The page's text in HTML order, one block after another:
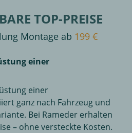
TOP-PREISE
Montage ab 199 €
einer
einer
ganz nach Fahrzeug und
Bei Rameder erhalten
– ohne versteckte Kosten.